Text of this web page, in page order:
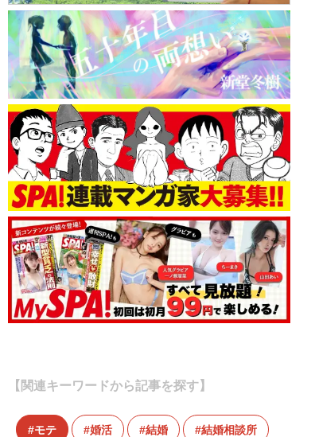
【関連キーワードから記事を探す】
モテ 婚活 結婚 結婚相談所